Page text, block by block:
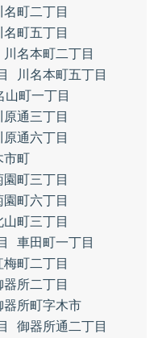
名町二丁目
名町五丁目
川名本町二丁目
川名本町五丁目
山町一丁目
原通三丁目
原通六丁目
市町
園町三丁目
園町六丁目
山町三丁目
車田町一丁目
梅町二丁目
器所二丁目
器所町字木市
御器所通二丁目